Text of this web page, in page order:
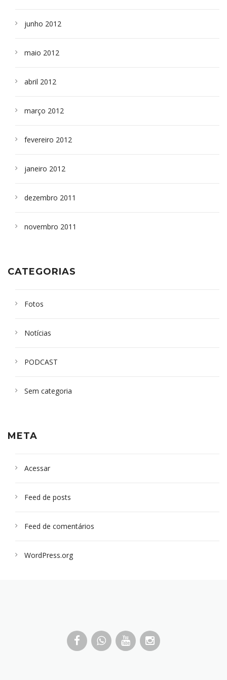
junho 2012
maio 2012
abril 2012
março 2012
fevereiro 2012
janeiro 2012
dezembro 2011
novembro 2011
CATEGORIAS
Fotos
Notícias
PODCAST
Sem categoria
META
Acessar
Feed de posts
Feed de comentários
WordPress.org